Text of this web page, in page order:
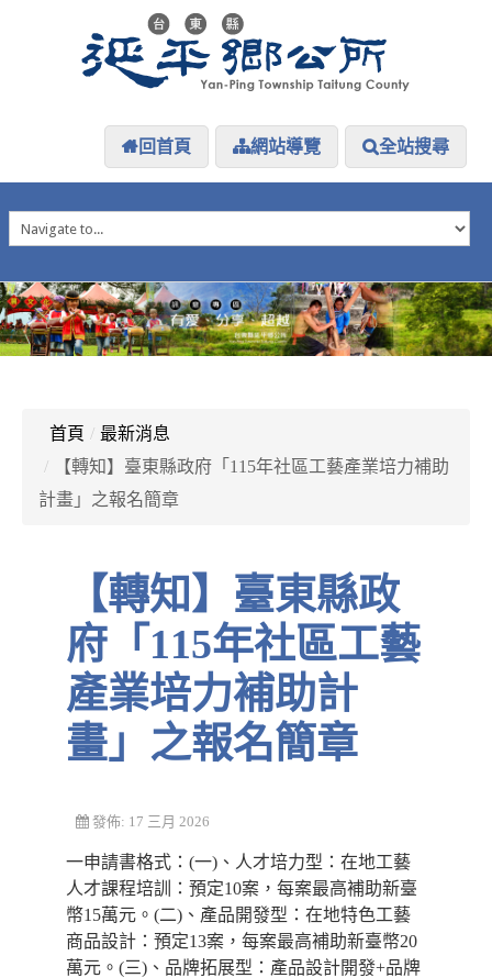
回首頁 網站導覽 全站搜尋
延平介紹
防災專區
資訊公開
探索延平
首頁 / 最新消息
/
【轉知】臺東縣政府「115年社區工藝產業培力補助
計畫」之報名簡章
【轉知】臺東縣政
府「115年社區工藝
產業培力補助計
畫」之報名簡章
發佈: 17 三月 2026
一申請書格式：(一)、人才培力型：在地工藝
人才課程培訓：預定10案，每案最高補助新臺
幣15萬元。(二)、產品開發型：在地特色工藝
商品設計：預定13案，每案最高補助新臺幣20
萬元。(三)、品牌拓展型：產品設計開發+品牌